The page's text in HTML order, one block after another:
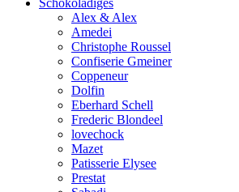
Alex & Alex
Amedei
Christophe Roussel
Confiserie Gmeiner
Coppeneur
Dolfin
Eberhard Schell
Frederic Blondeel
lovechock
Mazet
Patisserie Elysee
Prestat